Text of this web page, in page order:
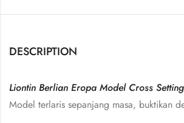
DESCRIPTION
Liontin Berlian Eropa Model Cross Setting
Model terlaris sepanjang masa, buktikan